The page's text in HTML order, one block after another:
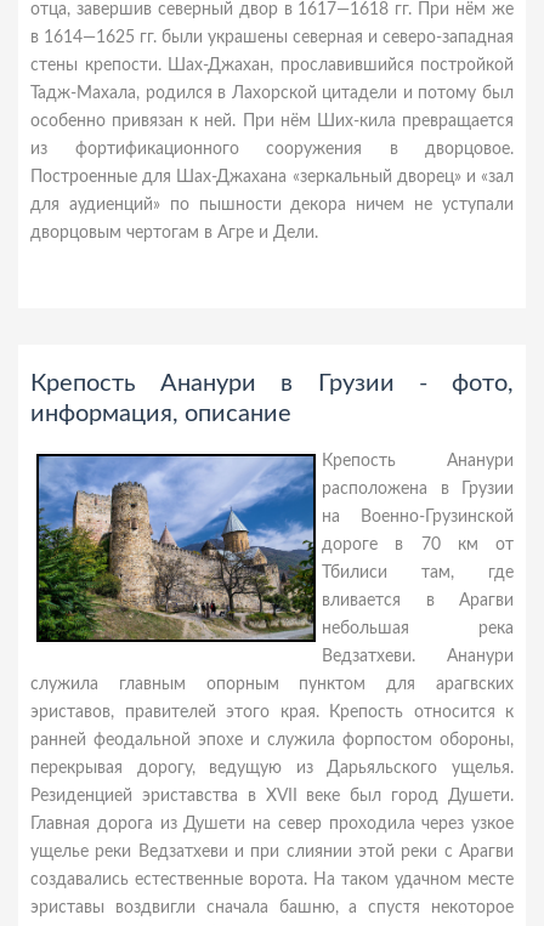
отца, завершив северный двор в 1617—1618 гг. При нём же
в 1614—1625 гг. были украшены северная и северо-западная
стены крепости. Шах-Джахан, прославившийся постройкой
Тадж-Махала, родился в Лахорской цитадели и потому был
особенно привязан к ней. При нём Ших-кила превращается
из фортификационного сооружения в дворцовое.
Построенные для Шах-Джахана «зеркальный дворец» и «зал
для аудиенций» по пышности декора ничем не уступали
дворцовым чертогам в Агре и Дели.
Крепость Ананури в Грузии - фото,
информация, описание
Крепость Ананури
расположена в Грузии
на Военно-Грузинской
дороге в 70 км от
Тбилиси там, где
вливается в Арагви
небольшая река
Ведзатхеви. Ананури
служила главным опорным пунктом для арагвских
эриставов, правителей этого края. Крепость относится к
ранней феодальной эпохе и служила форпостом обороны,
перекрывая дорогу, ведущую из Дарьяльского ущелья.
Резиденцией эриставства в XVII веке был город Душети.
Главная дорога из Душети на север проходила через узкое
ущелье реки Ведзатхеви и при слиянии этой реки с Арагви
создавались естественные ворота. На таком удачном месте
эриставы воздвигли сначала башню, а спустя некоторое